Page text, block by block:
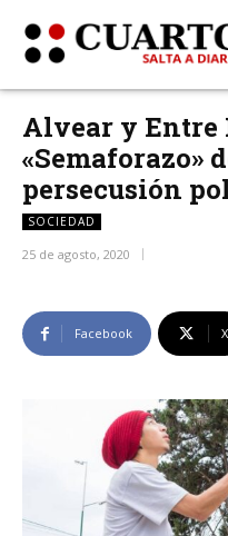
Alvear y Entre
«Semaforazo»
persecusión
SOCIEDAD
25 de agosto, 2020
Facebook X